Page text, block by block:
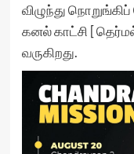
விழுந்து
கனல் காட்சி [
வருகிறது.